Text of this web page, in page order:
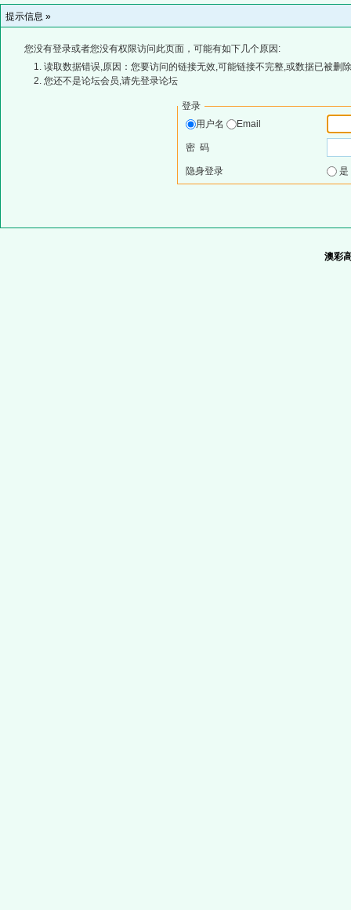
提示信息 »
您没有登录或者您没有权限访问此页面，可能有如下几个原因:
读取数据错误,原因：您要访问的链接无效,可能链接不完整,或数据已被删
您还不是论坛会员,请先登录论坛
登录
用户名
Email
密 码
隐身登录
澳彩